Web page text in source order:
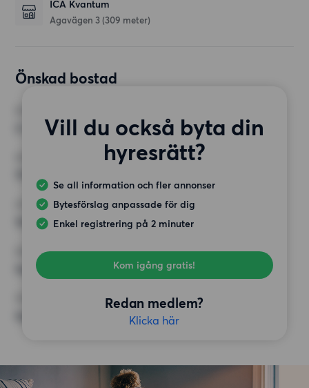
ICA Kvantum
Agavägen 3 (309 meter)
Önskad bostad
Vill du också byta din
hyresrätt?
Se all information och fler annonser
Bytesförslag anpassade för dig
Enkel registrering på 2 minuter
Kom igång gratis!
Redan medlem?
Klicka här
MINST ANTAL KVADRATMETER
HÖGSTA HYRA
14 000 kr
Inga speciella krav
ÖVRIGA PREFERENSER
Inga speciella preferenser